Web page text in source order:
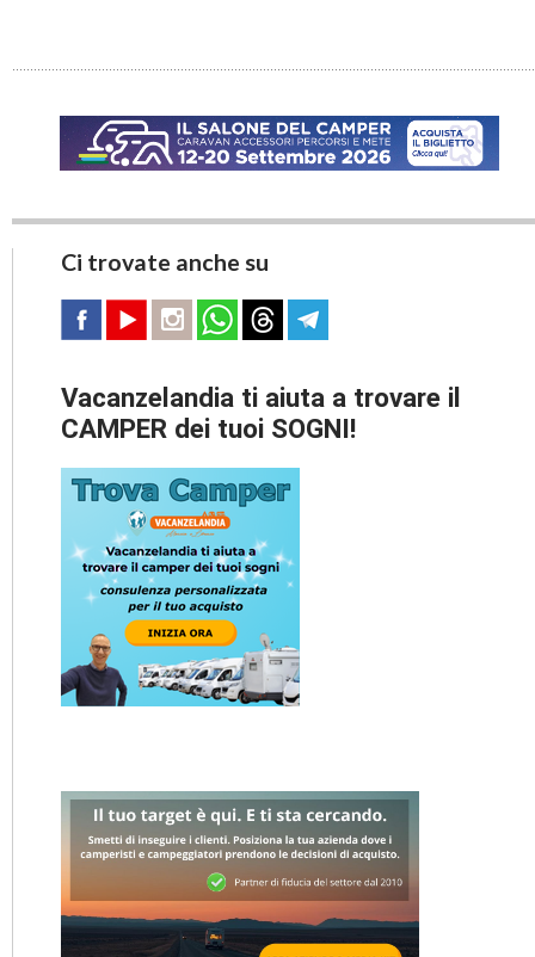
Ci trovate anche su
Vacanzelandia ti aiuta a trovare il
CAMPER dei tuoi SOGNI!